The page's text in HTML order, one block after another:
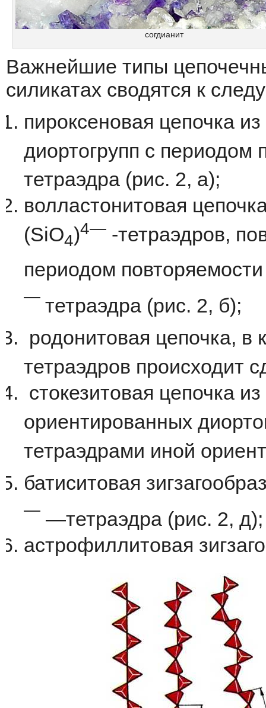
согдианит
Bажнейшие типы
силикатах сводятся к
пироксеновая цепочка
диортогрупп c периодом
тетраэдра (рис. 2, a);
волластонитовая
(SiO4)4— -тетраэдров,
периодом
— тетраэдра (рис. 2, б);
родонитовая цепочка, в к
тетраэдров происходит
стокезитовая цепочка из
ориентированных
тетраэдрами иной
батиситовая
— —тетраэдра (рис. 2, д);
астрофиллитовая